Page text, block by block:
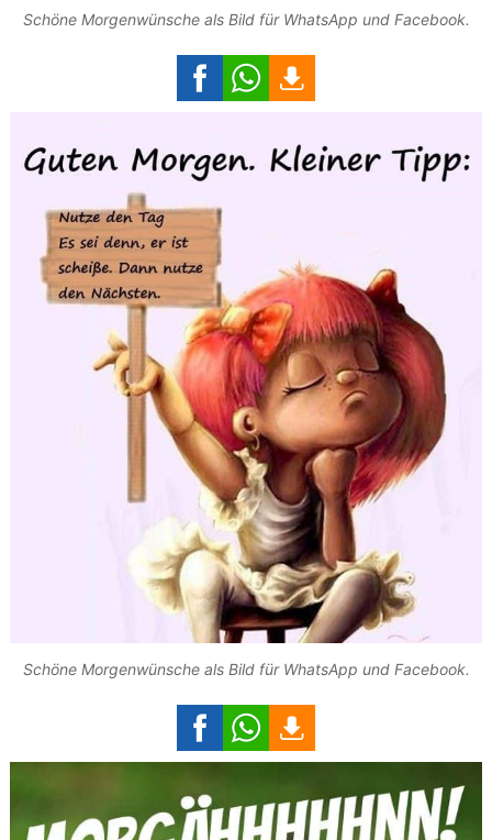
Schöne Morgenwünsche als Bild für WhatsApp und Facebook.
Schöne Morgenwünsche als Bild für WhatsApp und Facebook.